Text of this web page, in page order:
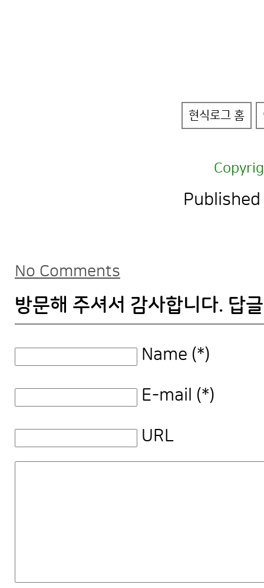
현식로그 홈
No Comments
방문해 주셔서 감사합니다. 답
Name (*)
E-mail (*)
URL